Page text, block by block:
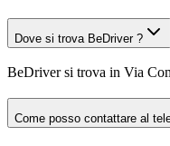
Dove si trova BeDriver ?
BeDriver si trova in Via
Come posso contattare al